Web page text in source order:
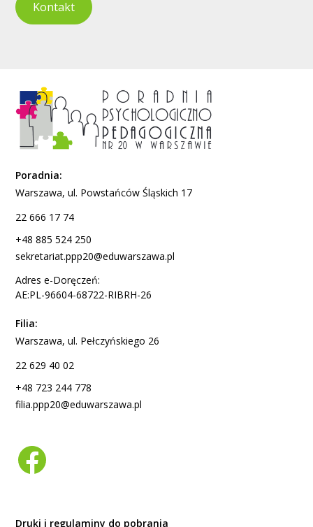
Kontakt
Poradnia:
Warszawa, ul. Powstańców Śląskich 17
22 666 17 74
+48 885 524 250
sekretariat.ppp20@eduwarszawa.pl
Adres e-Doręczeń:
AE:PL-96604-68722-RIBRH-26
Filia:
Warszawa, ul. Pełczyńskiego 26
22 629 40 02
+48 723 244 778
filia.ppp20@eduwarszawa.pl
Druki i regulaminy do pobrania